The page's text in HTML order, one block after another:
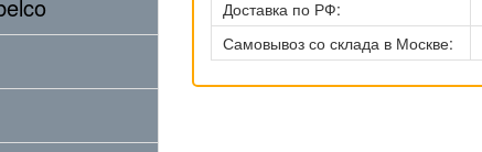
Доставка по РФ:
Самовывоз со склада в Москве: